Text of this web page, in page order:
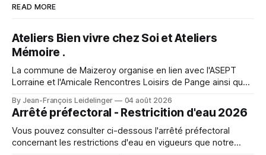
READ MORE
Ateliers Bien vivre chez Soi et Ateliers
Mémoire .
La commune de Maizeroy organise en lien avec l'ASEPT
Lorraine et l'Amicale Rencontres Loisirs de Pange ainsi que
ateliers. Ceux ci se dérouleront à Maizeroy pour la partie
Bien vivre chez soi et à Pange pour l'
By Jean-François Leidelinger 04 août 2026
Arrêté préfectoral - Restricition d'eau 2026
Vous pouvez consulter ci-dessous l'arrêté préfectoral
concernant les restrictions d'eau en vigueurs que notre